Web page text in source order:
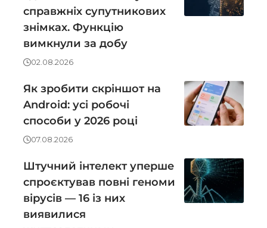
справжніх супутникових
знімках. Функцію
вимкнули за добу
02.08.2026
Як зробити скріншот на
Android: усі робочі
способи у 2026 році
07.08.2026
Штучний інтелект уперше
спроєктував повні геноми
вірусів — 16 із них
виявилися